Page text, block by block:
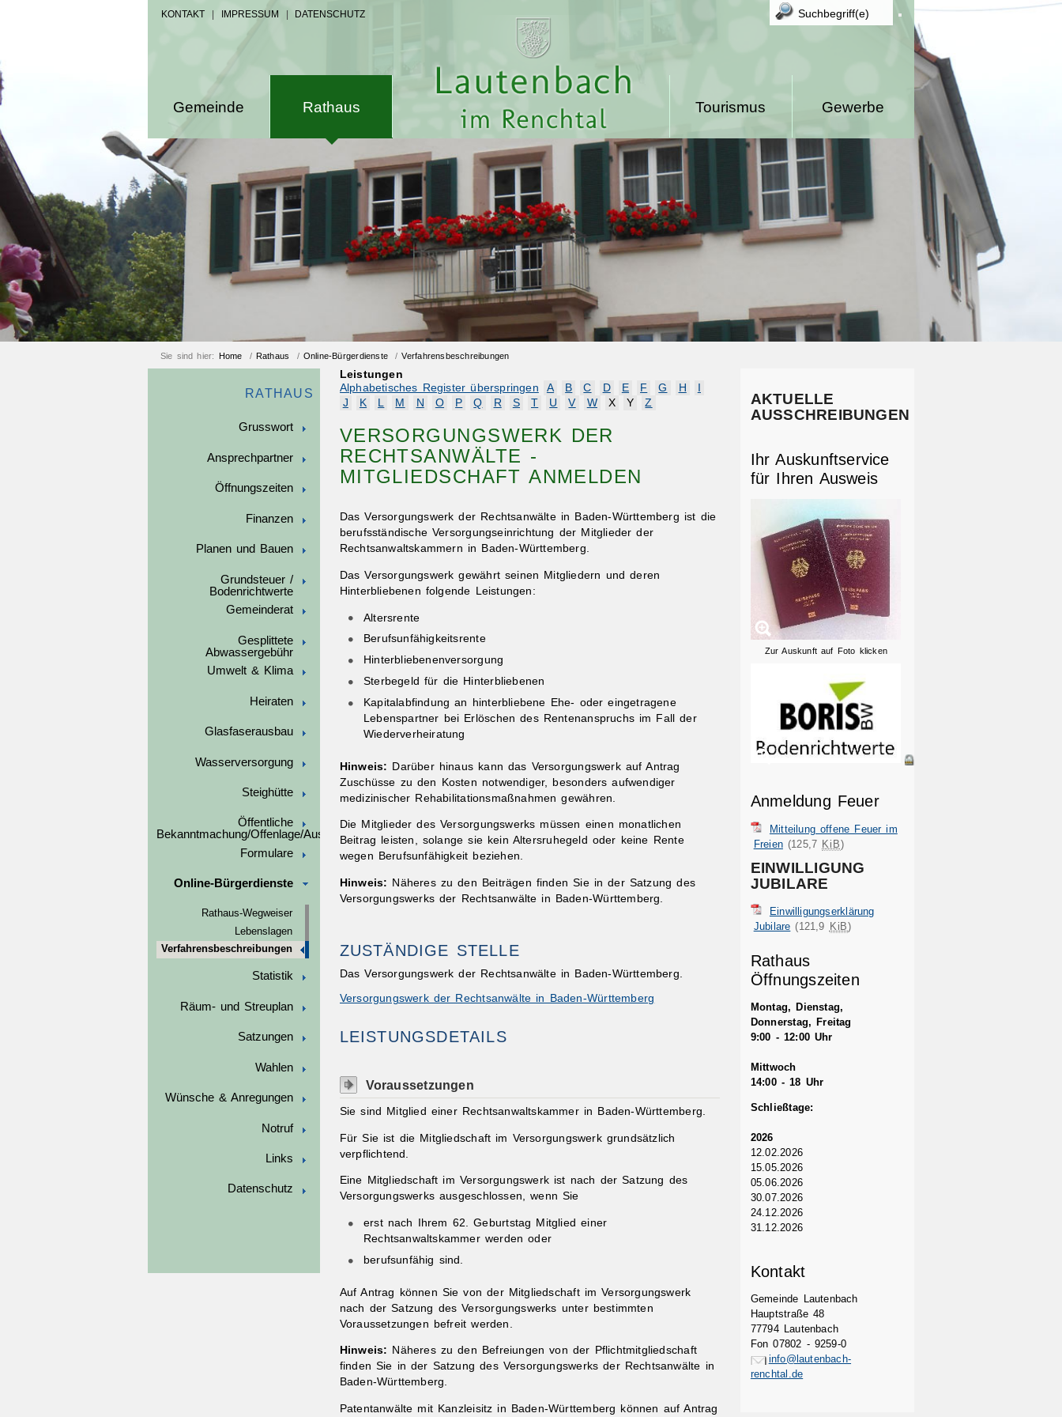
KONTAKT IMPRESSUM DATENSCHUTZ
Gemeinde Rathaus Gewerbe
Tourismus
Sie sind hier: Home / Rathaus / Online-Bürgerdienste /Verfahrensbeschreibungen
RATHAUS
Grusswort
Ansprechpartner
Öffnungszeiten
Finanzen
Planen und Bauen
Grundsteuer /
Bodenrichtwerte
Gemeinderat
Gesplittete
Abwassergebühr
Umwelt & Klima
Heiraten
Glasfaserausbau
Wasserversorgung
Steighütte
Öffentliche
Bekanntmachung/Offenlage/Ausschreibungen
Formulare
Online-Bürgerdienste
Rathaus-Wegweiser
Lebenslagen
Verfahrensbeschreibungen
Statistik
Räum- und Streuplan
Satzungen
Wahlen
Wünsche & Anregungen
Notruf
Links
Datenschutz
Leistungen
Alphabetisches Register überspringen
A B C D E F G H
J
K L M N O P Q R S T U V W X Y Z
VERSORGUNGSWERK DER
RECHTSANWÄLTE -
MITGLIEDSCHAFT ANMELDEN
Das Versorgungswerk der Rechtsanwälte in Baden-Württemberg ist die
berufsständische Versorgungseinrichtung der Mitglieder der
Rechtsanwaltskammern in Baden-Württemberg.
Das Versorgungswerk gewährt seinen Mitgliedern und deren
Hinterbliebenen folgende Leistungen:
Altersrente
Berufsunfähigkeitsrente
Hinterbliebenenversorgung
Sterbegeld für die Hinterbliebenen
Kapitalabfindung an
hinterbliebene Ehe- odereingetragene
Lebenspartner bei Erlöschen des Rentenanspruchs im Fall der
Wiederverheiratung
Hinweis: Darüber hinaus kann das Versorgungswerk auf Antrag
Zuschüsse zu den Kosten notwendiger, besonders aufwendiger
medizinischer Rehabilitationsmaßnahmen gewähren.
Die Mitglieder des Versorgungswerks müssen einen monatlichen
Beitrag leisten, solange sie kein Altersruhegeld oder keine Rente
wegen Berufsunfähigkeit beziehen.
Hinweis: Näheres zu den Beiträgen finden Sie in der Satzung des
Versorgungswerks der Rechtsanwälte in Baden-Württemberg.
ZUSTÄNDIGE STELLE
Das Versorgungswerk der Rechtsanwälte in Baden-Württemberg.
Versorgungswerk der Rechtsanwälte in Baden-Württemberg
LEISTUNGSDETAILS
Voraussetzungen
Sie sind Mitglied einer Rechtsanwaltskammer in Baden-Württemberg.
Für Sie ist die Mitgliedschaft im Versorgungswerk grundsätzlich
verpflichtend.
Eine Mitgliedschaft im Versorgungswerk ist nach der Satzung des
Versorgungswerks ausgeschlossen, wenn Sie
erst nach Ihrem 62. Geburtstag Mitglied einer
Rechtsanwaltskammer werden oder
berufsunfähig sind.
Auf Antrag können Sie von der Mitgliedschaft im Versorgungswerk
nach der Satzung des Versorgungswerks unter bestimmten
Voraussetzungen befreit werden.
Hinweis: Näheres zu den Befreiungen von der Pflichtmitgliedschaft
finden Sie in der Satzung des Versorgungswerks der Rechtsanwälte in
Baden-Württemberg.
Patentanwälte mit Kanzleisitz in Baden-Württemberg können auf Antrag
AKTUELLE
AUSSCHREIBUNGEN
Ihr Auskunftservice
für Ihren Ausweis
Zur Auskunft auf Foto klicken
Anmeldung Feuer
Mitteilung offene Feuer im
Freien (125,7 KiB)
EINWILLIGUNG
JUBILARE
Einwilligungserklärung
Jubilare (121,9 KiB)
Rathaus
Öffnungszeiten
Montag, Dienstag,
Donnerstag, Freitag
9:00 - 12:00 Uhr
Mittwoch
14:00 - 18 Uhr
Schließtage:
2026
12.02.2026
15.05.2026
05.06.2026
30.07.2026
24.12.2026
31.12.2026
Kontakt
Gemeinde Lautenbach
Hauptstraße 48
77794 Lautenbach
Fon 07802 - 9259-0
info@lautenbach-
renchtal.de